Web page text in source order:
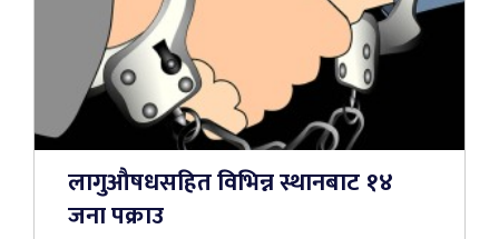
लागुऔषधसहित विभिन्न स्थानबाट १४
जना पक्राउ